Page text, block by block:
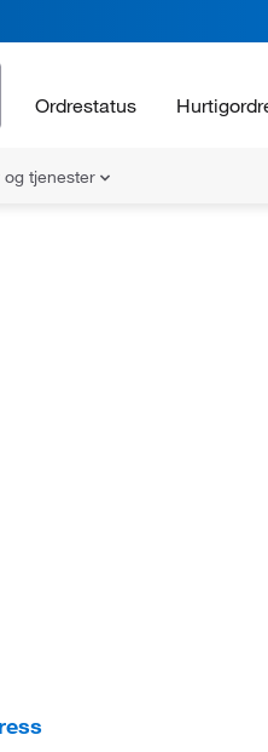
Ordrestatus
tjenester